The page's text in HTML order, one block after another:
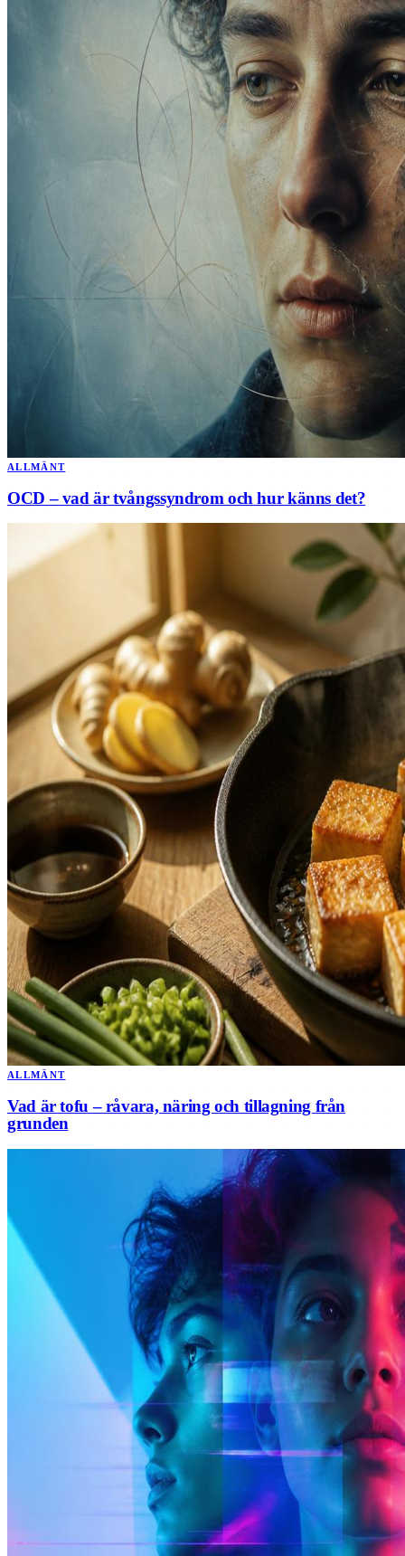
ALLMÄNT
OCD – vad är tvångssyndrom och hur känns det?
ALLMÄNT
Vad är tofu – råvara, näring och tillagning från
grunden